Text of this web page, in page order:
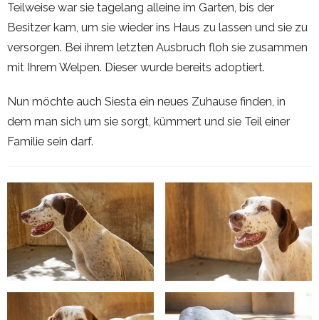
Teilweise war sie tagelang alleine im Garten, bis der
Besitzer kam, um sie wieder ins Haus zu lassen und sie zu
versorgen. Bei ihrem letzten Ausbruch floh sie zusammen
mit Ihrem Welpen. Dieser wurde bereits adoptiert.
Nun möchte auch Siesta ein neues Zuhause finden, in
dem man sich um sie sorgt, kümmert und sie Teil einer
Familie sein darf.